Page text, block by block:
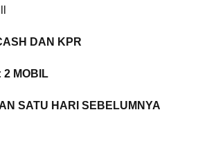
DAN KPR
2 MOBIL
SATU HARI SEBELUMNYA